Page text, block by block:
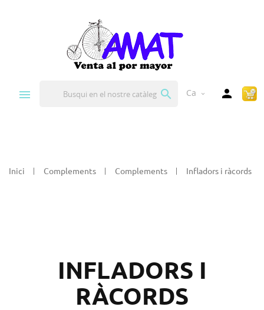
 Ca expand_more 
Inici Complements Complements Infladors i ràcords
INFLADORS I
RÀCORDS